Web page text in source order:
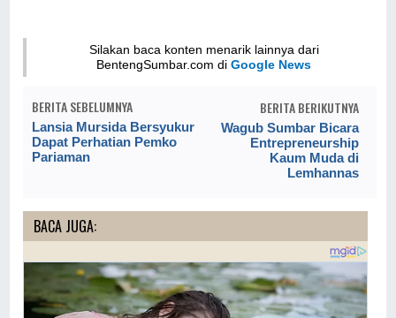
Silakan baca konten menarik lainnya dari
BentengSumbar.com diGoogle News
BERITA SEBELUMNYA
Lansia Mursida Bersyukur
Dapat Perhatian Pemko
Pariaman
BERITA BERIKUTNYA
Wagub Sumbar Bicara
Entrepreneurship
Kaum Muda di
Lemhannas
BACA JUGA: